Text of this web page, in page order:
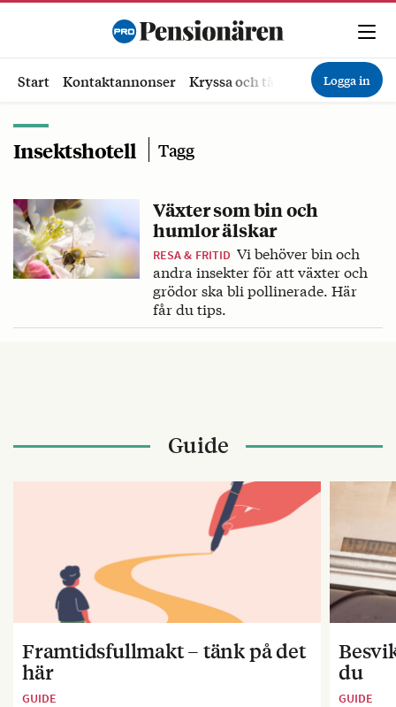
Start Kontaktannonser Kryssa och tävla Ekonomi
Logga in
Insektshotell Tagg
Växter som bin och
humlor älskar
RESA & FRITID Vi behöver bin och
andra insekter för att växter och
grödor ska bli pollinerade. Här
får du tips.
Guide
Framtidsfullmakt – tänk på det
här
GUIDE
du
GUIDE